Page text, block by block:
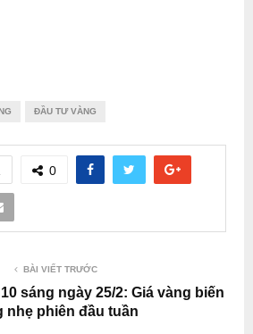
ĐẦU TƯ VÀNG
0
BÀI VIẾT TRƯỚC
sáng ngày 25/2: Giá vàng biến
nhẹ phiên đầu tuần